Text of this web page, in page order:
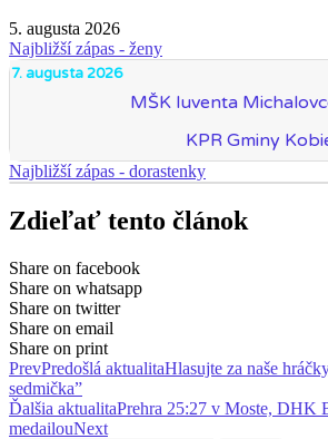
5. augusta 2026
Najbližší zápas - ženy
7. augusta 2026
MŠK Iuventa
KPR Gminy
Najbližší zápas - dorastenky
Zdieľať tento článok
Share on facebook
Share on whatsapp
Share on twitter
Share on email
Share on print
PrevPredošlá aktualitaHlasujte za naše
sedmička”
Ďalšia aktualitaPrehra 25:27 v Moste, DHK
medailouNext